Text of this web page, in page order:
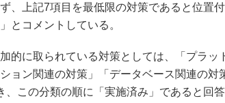
、上記7項目を最低限の対策であると位置
とコメントしている。
的に取られている対策としては、「プラッ
ョン関連の対策」「データベース関連の対
、この分類の順に「実施済み」であると回